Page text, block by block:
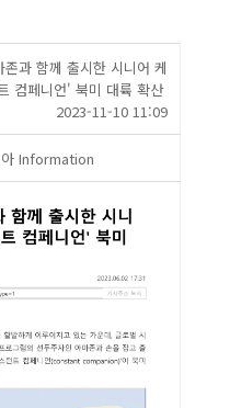
과 함께 출시한 시니어 케
컴페니언' 북미 대륙 확산
2023-11-10 11:09
아 Information